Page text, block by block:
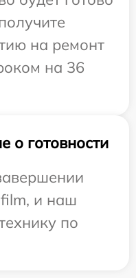
на ремонт
на 36
о готовности
и наш
по